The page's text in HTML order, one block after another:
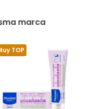
marca
TOP